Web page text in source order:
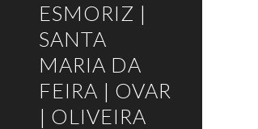
ESMORIZ |
SANTA
MARIA DA
FEIRA | OVAR
| OLIVEIRA